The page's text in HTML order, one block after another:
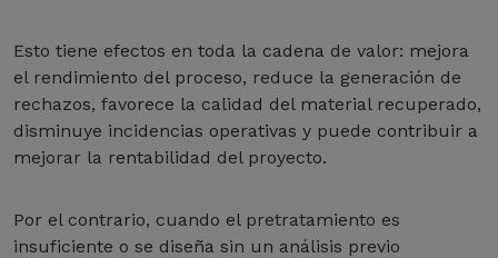
Esto tiene efectos en toda la cadena de valor: mejora
el rendimiento del proceso, reduce la generación de
rechazos, favorece la calidad del material recuperado,
disminuye incidencias operativas y puede contribuir a
mejorar la rentabilidad del proyecto.
Por el contrario, cuando el pretratamiento es
insuficiente o se diseña sin un análisis previo